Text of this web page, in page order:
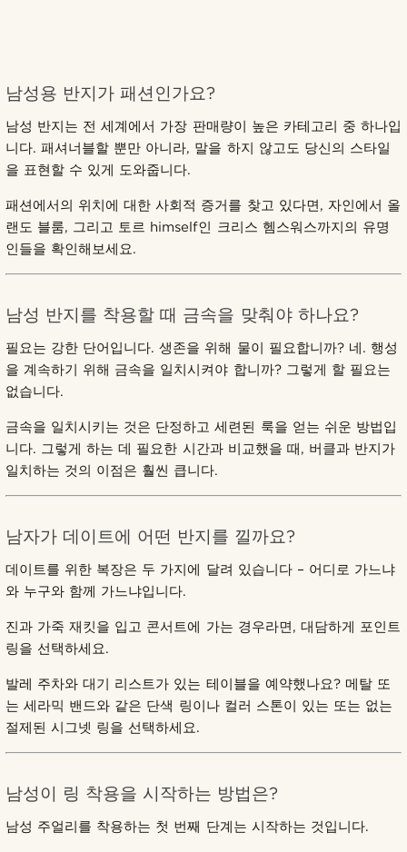
남성용 반지가 패션인가요?
남성 반지는 전 세계에서 가장 판매량이 높은 카테고리 중 하나입
니다. 패셔너블할 뿐만 아니라, 말을 하지 않고도 당신의 스타일
을 표현할 수 있게 도와줍니다.
패션에서의 위치에 대한 사회적 증거를 찾고 있다면, 자인에서 올
랜도 블룸, 그리고 토르 himself인 크리스 헴스워스까지의 유명
인들을 확인해보세요.
남성 반지를 착용할 때 금속을 맞춰야 하나요?
필요는 강한 단어입니다. 생존을 위해 물이 필요합니까? 네. 행성
을 계속하기 위해 금속을 일치시켜야 합니까? 그렇게 할 필요는
없습니다.
금속을 일치시키는 것은 단정하고 세련된 룩을 얻는 쉬운 방법입
니다. 그렇게 하는 데 필요한 시간과 비교했을 때, 버클과 반지가
일치하는 것의 이점은 훨씬 큽니다.
남자가 데이트에 어떤 반지를 낄까요?
데이트를 위한 복장은 두 가지에 달려 있습니다 – 어디로 가느냐
와 누구와 함께 가느냐입니다.
진과 가죽 재킷을 입고 콘서트에 가는 경우라면, 대담하게 포인트
링을 선택하세요.
발레 주차와 대기 리스트가 있는 테이블을 예약했나요? 메탈 또
는 세라믹 밴드와 같은 단색 링이나 컬러 스톤이 있는 또는 없는
절제된 시그넷 링을 선택하세요.
남성이 링 착용을 시작하는 방법은?
남성 주얼리를 착용하는 첫 번째 단계는 시작하는 것입니다.